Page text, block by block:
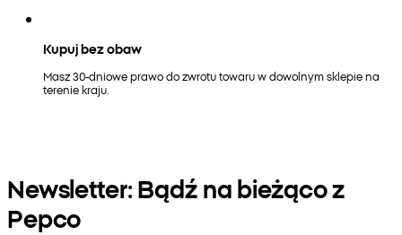
Kupuj bez obaw
Masz 30-dniowe prawo do zwrotu towaru w dowolnym sklepie na
terenie kraju.
Newsletter: Bądź na bieżąco z
Pepco